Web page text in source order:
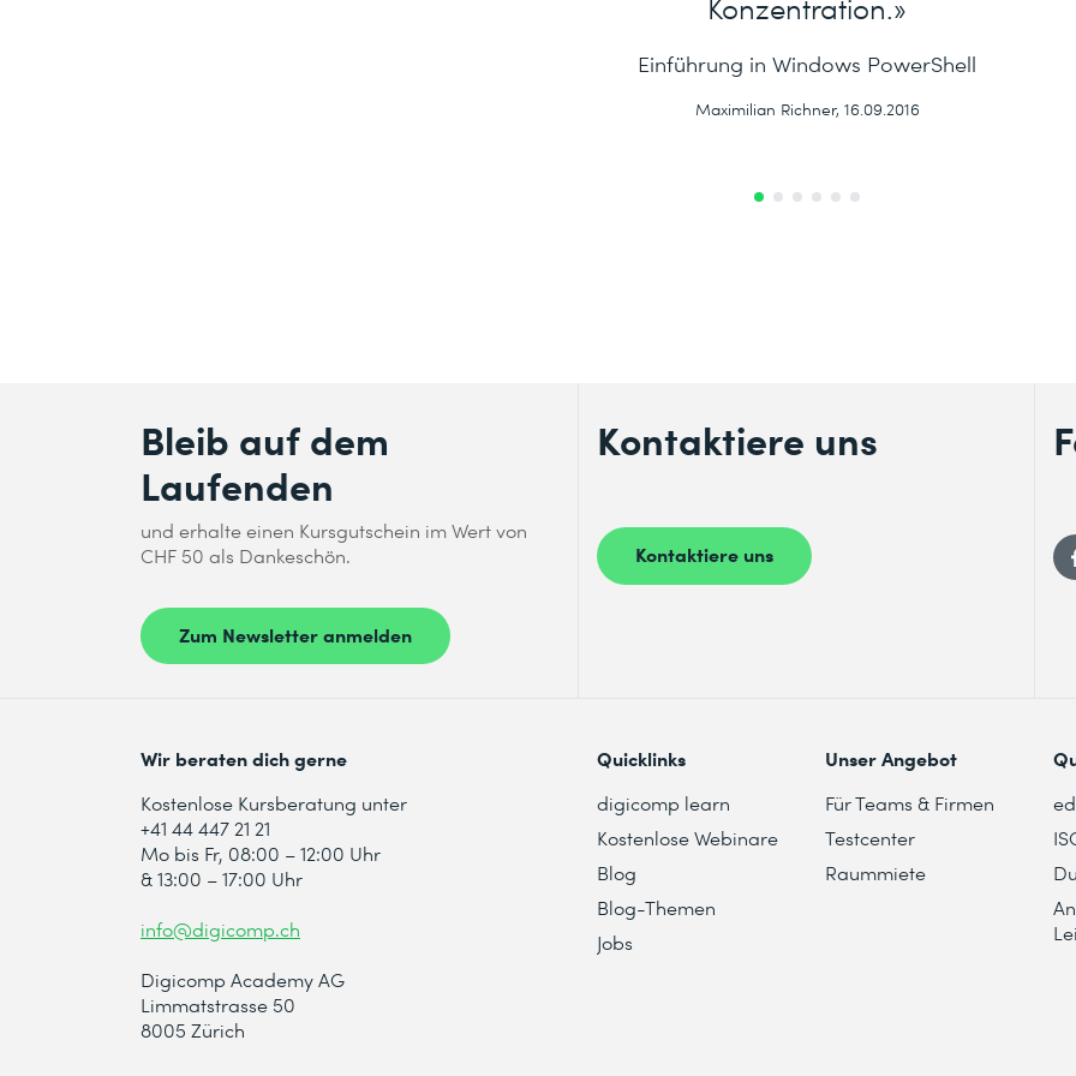
Einführung in Windows PowerShell
Maximilian Richner, 16.09.2016
Bleib auf dem
Laufenden
und erhalte einen Kursgutschein im Wert von
CHF 50 als Dankeschön.
Zum Newsletter anmelden
Kontaktiere uns
Kontaktiere uns
Wir beraten dich gerne
Kostenlose Kursberatung unter
+41 44 447 21 21
Mo bis Fr, 08:00 – 12:00 Uhr
& 13:00 – 17:00 Uhr
info@digicomp.ch
Digicomp Academy AG
Limmatstrasse 50
8005 Zürich
Quicklinks
digicomp learn
Kostenlose Webinare
Blog
Blog-Themen
Jobs
Unser Angebot
Für Teams & Firmen
Testcenter
Raummiete